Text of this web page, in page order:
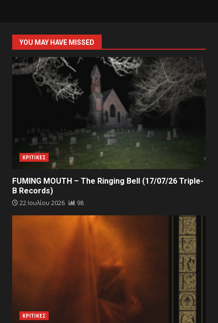
YOU MAY HAVE MISSED
ΚΡΙΤΙΚΕΣ
FUMING MOUTH – The Ringing Bell (17/07/26 Triple-
B Records)
22 Ιουλίου 2026 98
ΚΡΙΤΙΚΕΣ